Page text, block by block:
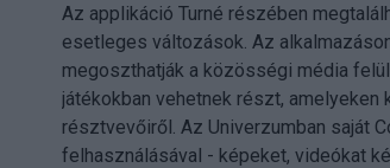
Az applikáció Turné részében
esetleges változások. Az
megoszthatják a közösségi média
játékokban vehetnek részt,
résztvevőiről. Az Univerzumban saját
felhasználásával - képeket, videókat